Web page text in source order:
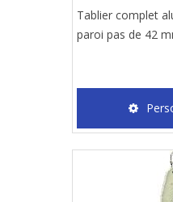
Tablier complet
paroi pas de 42